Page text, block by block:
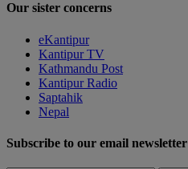
Our sister concerns
eKantipur
Kantipur TV
Kathmandu Post
Kantipur Radio
Saptahik
Nepal
Subscribe to our email newsletter